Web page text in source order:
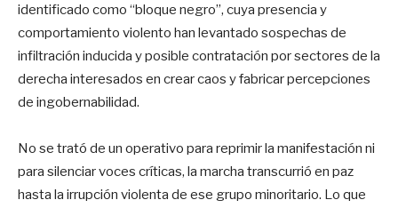
identificado como “bloque negro”, cuya presencia y
comportamiento violento han levantado sospechas de
infiltración inducida y posible contratación por sectores de la
derecha interesados en crear caos y fabricar percepciones
de ingobernabilidad.
No se trató de un operativo para reprimir la manifestación ni
para silenciar voces críticas, la marcha transcurrió en paz
hasta la irrupción violenta de ese grupo minoritario. Lo que